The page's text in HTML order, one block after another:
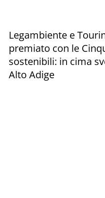
Legambiente e
premiato con le
sostenibili: in cima
Alto Adige